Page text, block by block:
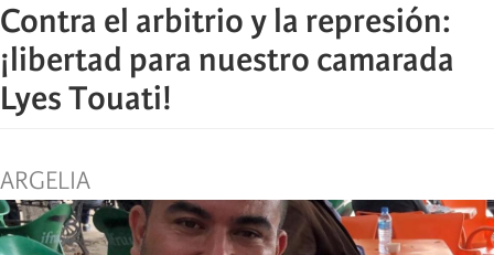
Contra el arbitrio y la represión:
¡libertad para nuestro camarada
Lyes Touati!
ARGELIA